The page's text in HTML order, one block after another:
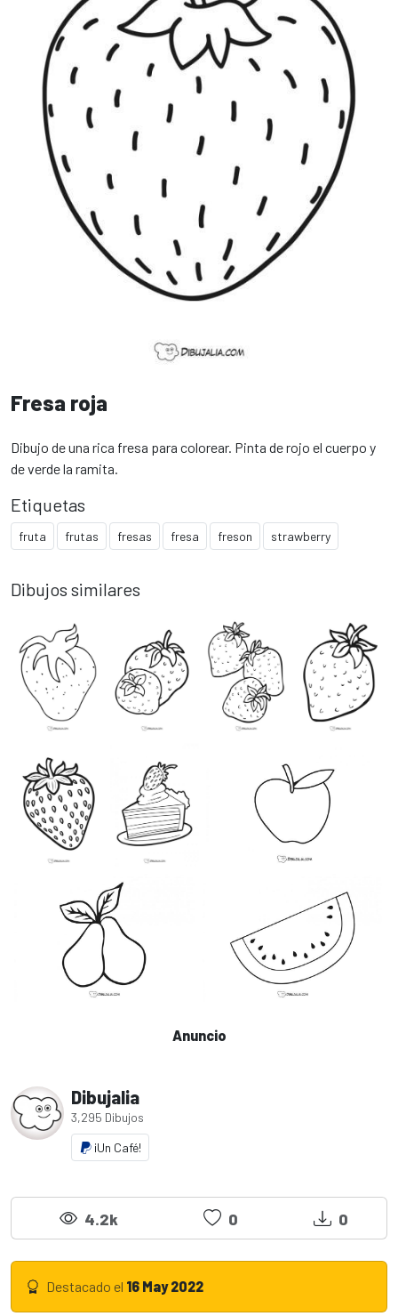
Fresa roja
Dibujo de una rica fresa para colorear. Pinta de rojo el cuerpo y
de verde la ramita.
Etiquetas
fruta frutas fresas fresa freson strawberry
Dibujos similares
Anuncio
Dibujalia
3,295 Dibujos
¡Un Café!
4.2k 0 0
Destacado el 16 May 2022